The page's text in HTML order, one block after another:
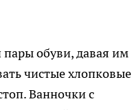
обуви, давая им
чистые хлопковые
Ванночки с